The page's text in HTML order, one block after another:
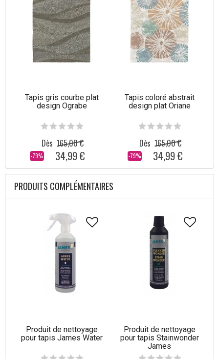
Tapis gris courbe plat
design Ograbe
-79%
Dès 165,00 €
34,99 €
Tapis coloré abstrait
design plat Oriane
-79%
Dès 165,00 €
34,99 €
PRODUITS COMPLÉMENTAIRES
Produit de nettoyage
pour tapis James Water
Produit de nettoyage
pour tapis Stainwonder
James